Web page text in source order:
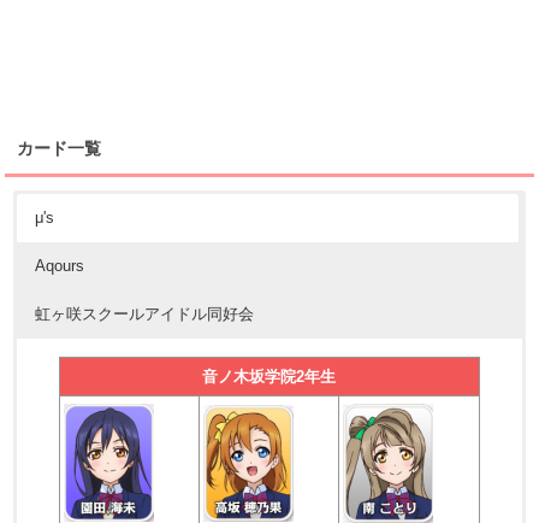
カード一覧
μ's
Aqours
虹ヶ咲スクールアイドル同好会
音ノ木坂学院2年生